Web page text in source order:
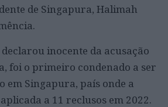
de Singapura, Halimah
inocente da acusação
foi o primeiro condenado a ser
em Singapura, país onde a
a 11 reclusos em 2022.